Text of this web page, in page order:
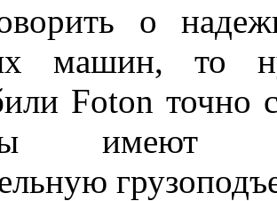
о
машин, то
Foton точно
имеют